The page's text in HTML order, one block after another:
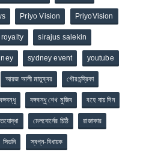
Priyo Vision PriyoVision
royalty sirajus salekin
sydney event youtube
আরজ আলী মাতুব্বর গৌরচন্দ্রিকা
বঙ্গবন্ধু বঙ্গবন্ধু শেখ মুজিব বহে যায় দিন
মেলবোর্নের চিঠি রাজাকার
সিডনি স্বপ্ন-বিধায়ক